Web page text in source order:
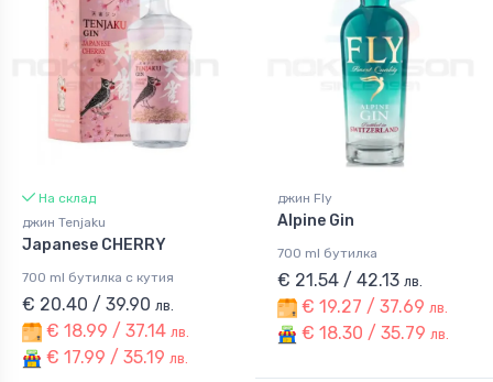
На склад
джин Tenjaku
Japanese CHERRY
700 ml бутилка с кутия
€ 20.40 / 39.90 лв.
€ 18.99 / 37.14 лв.
€ 17.99 / 35.19 лв.
джин Fly
Alpine Gin
700 ml бутилка
€ 21.54 / 42.13 лв.
€ 19.27 / 37.69 лв.
€ 18.30 / 35.79 лв.